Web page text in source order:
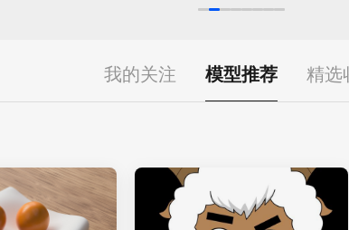
我的关注 模型推荐 精选